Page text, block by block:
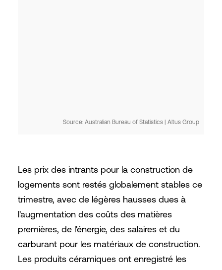
Source: Australian Bureau of Statistics | Altus Group
Les prix des intrants pour la construction de
logements sont restés globalement stables ce
trimestre, avec de légères hausses dues à
l'augmentation des coûts des matières
premières, de l'énergie, des salaires et du
carburant pour les matériaux de construction.
Les produits céramiques ont enregistré les